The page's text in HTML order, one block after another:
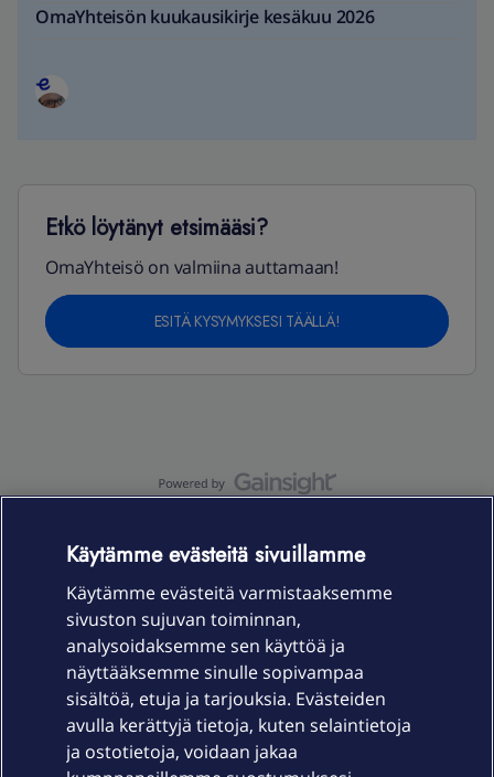
OmaYhteisön kuukausikirje kesäkuu 2026
Etkö löytänyt etsimääsi?
OmaYhteisö on valmiina auttamaan!
ESITÄ KYSYMYKSESI TÄÄLLÄ!
Laitteet & liittymät
Palvelut
Käytämme evästeitä sivuillamme
Käytämme evästeitä varmistaaksemme
sivuston sujuvan toiminnan,
analysoidaksemme sen käyttöä ja
näyttääksemme sinulle sopivampaa
sisältöä, etuja ja tarjouksia. Evästeiden
avulla kerättyjä tietoja, kuten selaintietoja
ja ostotietoja, voidaan jakaa